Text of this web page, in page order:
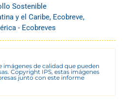
Sostenible
y el Caribe, Ecobreve,
- Ecobreves
imágenes de calidad que pueden
Copyright IPS, estas imágenes
junto con este informe